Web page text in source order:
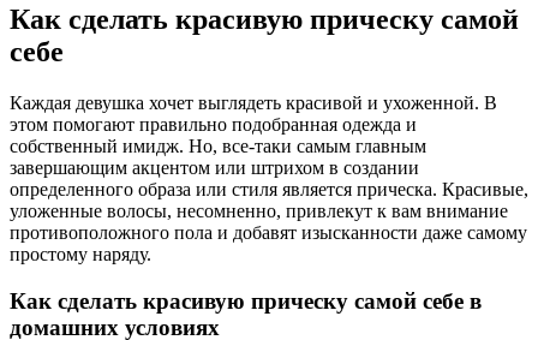
Как сделать красивую прическу самой
себе
Каждая девушка хочет выглядеть красивой и ухоженной. В
этом помогают правильно подобранная одежда и
собственный имидж. Но, все-таки самым главным
завершающим акцентом или штрихом в создании
определенного образа или стиля является прическа. Красивые,
уложенные волосы, несомненно, привлекут к вам внимание
противоположного пола и добавят изысканности даже самому
простому наряду.
Как сделать красивую прическу самой себе в
домашних условиях